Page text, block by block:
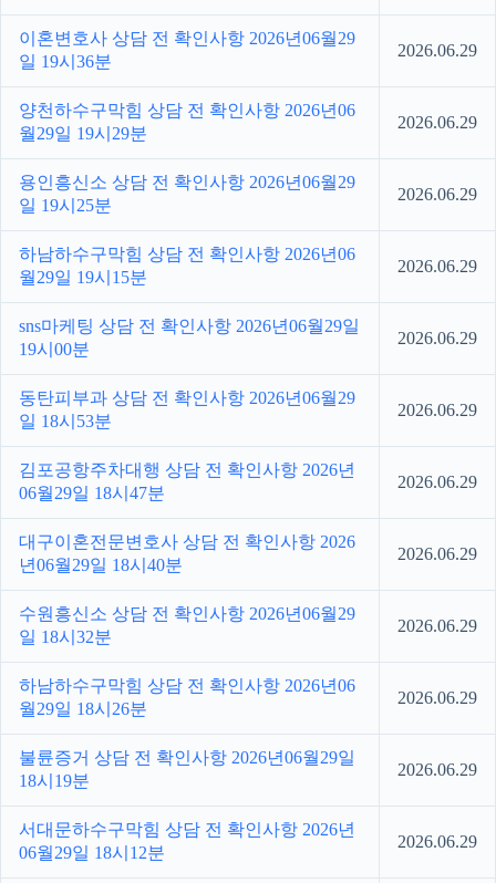
이혼변호사 상담 전 확인사항 2026년06월29
일 19시36분
2026.06.29
양천하수구막힘 상담 전 확인사항 2026년06
월29일 19시29분
2026.06.29
용인흥신소 상담 전 확인사항 2026년06월29
일 19시25분
2026.06.29
하남하수구막힘 상담 전 확인사항 2026년06
월29일 19시15분
2026.06.29
sns마케팅 상담 전 확인사항 2026년06월29일
19시00분
2026.06.29
동탄피부과 상담 전 확인사항 2026년06월29
일 18시53분
2026.06.29
김포공항주차대행 상담 전 확인사항 2026년
06월29일 18시47분
2026.06.29
대구이혼전문변호사 상담 전 확인사항 2026
년06월29일 18시40분
2026.06.29
수원흥신소 상담 전 확인사항 2026년06월29
일 18시32분
2026.06.29
하남하수구막힘 상담 전 확인사항 2026년06
월29일 18시26분
2026.06.29
불륜증거 상담 전 확인사항 2026년06월29일
18시19분
2026.06.29
서대문하수구막힘 상담 전 확인사항 2026년
06월29일 18시12분
2026.06.29